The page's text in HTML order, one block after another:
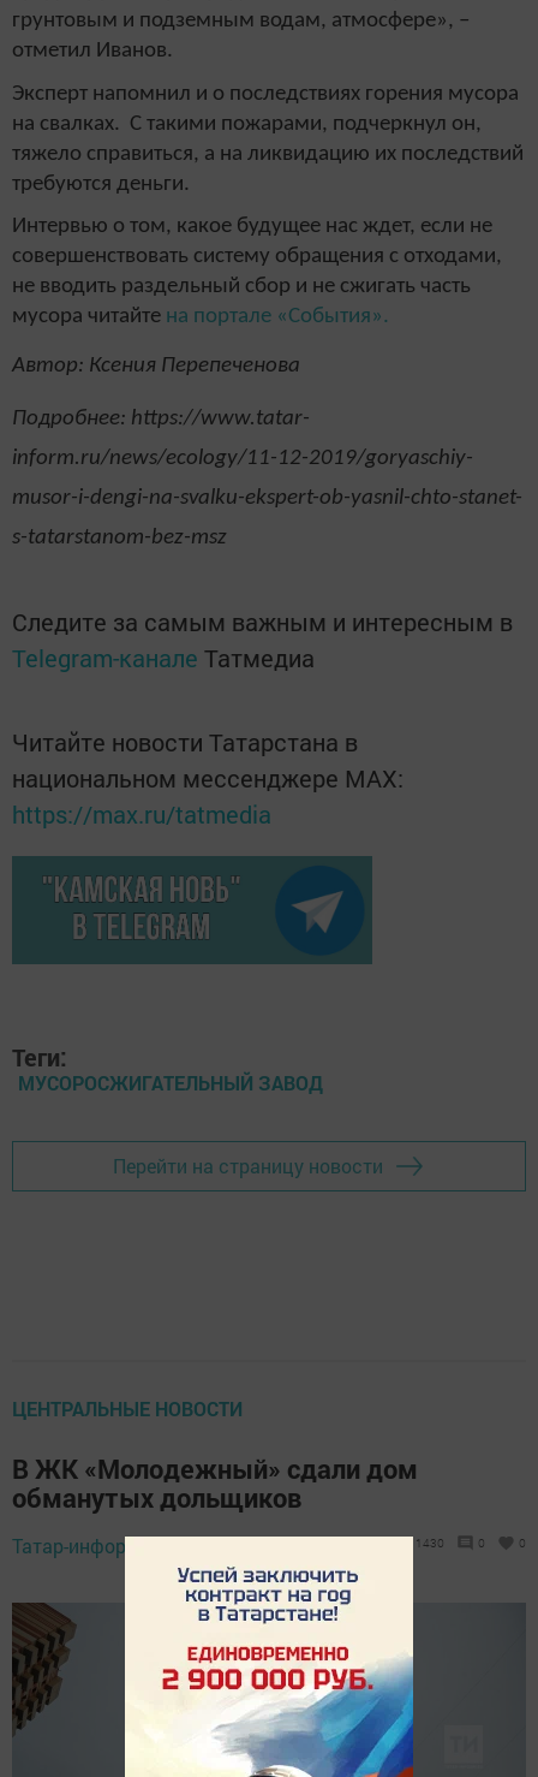
грунтовым и подземным водам, атмосфере», –
отметил Иванов.
Эксперт напомнил и о последствиях горения мусора
на свалках. С такими пожарами, подчеркнул он,
тяжело справиться, а на ликвидацию их последствий
требуются деньги.
Интервью о том, какое будущее нас ждет, если не
совершенствовать систему обращения с отходами,
не вводить раздельный сбор и не сжигать часть
мусора читайте на портале «События».
Автор: Ксения Перепеченова
Подробнее: https://www.tatar-
inform.ru/news/ecology/11-12-2019/goryaschiy-
musor-i-dengi-na-svalku-ekspert-ob-yasnil-chto-stanet-
s-tatarstanom-bez-msz
Следите за самым важным и интересным в
Telegram-канале Татмедиа
Читайте новости Татарстана в
национальном мессенджере MАХ:
https://max.ru/tatmedia
Теги:
МУСОРОСЖИГАТЕЛЬНЫЙ ЗАВОД
Перейти на страницу новости
ЦЕНТРАЛЬНЫЕ НОВОСТИ
В ЖК «Молодежный» сдали дом
обманутых дольщиков
Татар-информ, 10 декабря 2019 - 13:38 1430 0 0